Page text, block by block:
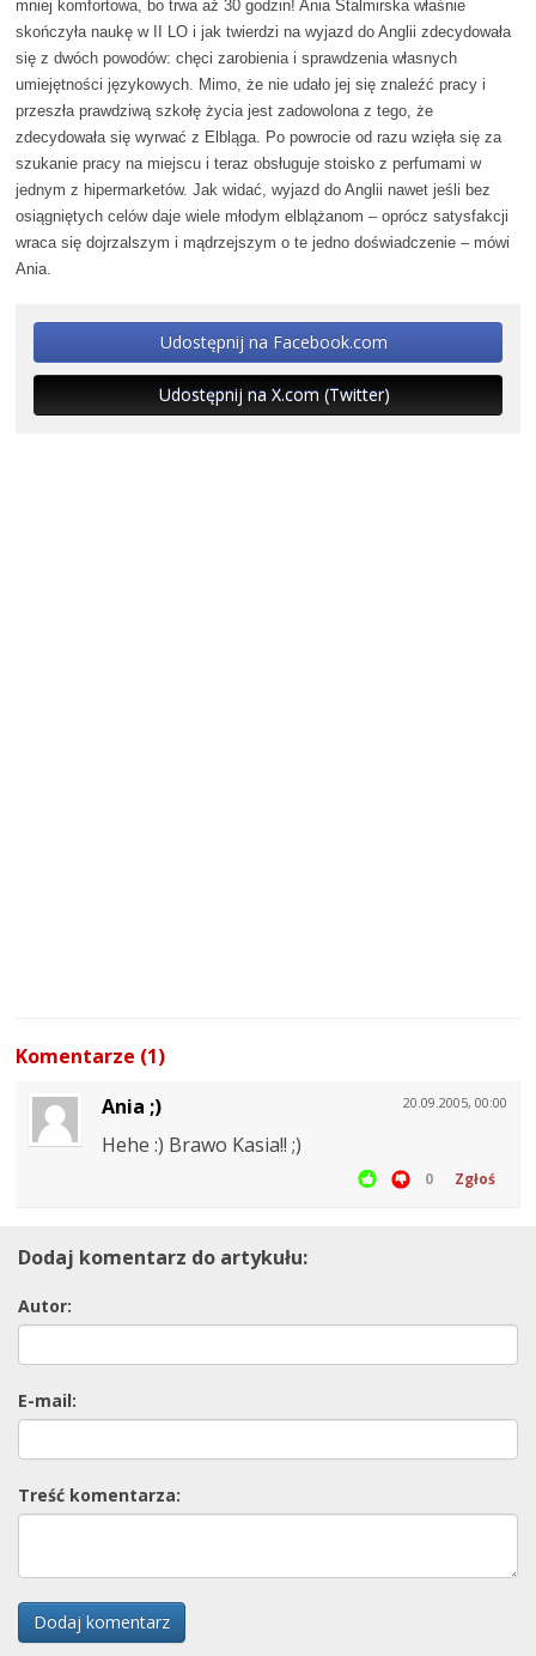
mniej komfortowa, bo trwa aż 30 godzin! Ania Stalmirska właśnie
skończyła naukę w II LO i jak twierdzi na wyjazd do Anglii zdecydowała
się z dwóch powodów: chęci zarobienia i sprawdzenia własnych
umiejętności językowych. Mimo, że nie udało jej się znaleźć pracy i
przeszła prawdziwą szkołę życia jest zadowolona z tego, że
zdecydowała się wyrwać z Elbląga. Po powrocie od razu wzięła się za
szukanie pracy na miejscu i teraz obsługuje stoisko z perfumami w
jednym z hipermarketów. Jak widać, wyjazd do Anglii nawet jeśli bez
osiągniętych celów daje wiele młodym elblążanom – oprócz satysfakcji
wraca się dojrzalszym i mądrzejszym o te jedno doświadczenie – mówi
Ania.
Udostępnij na Facebook.com
Udostępnij na X.com (Twitter)
Komentarze (1)
20.09.2005, 00:00
Ania ;)
Hehe :) Brawo Kasia!! ;)
0 Zgłoś
Dodaj komentarz do artykułu:
Autor:
E-mail:
Treść komentarza:
Dodaj komentarz